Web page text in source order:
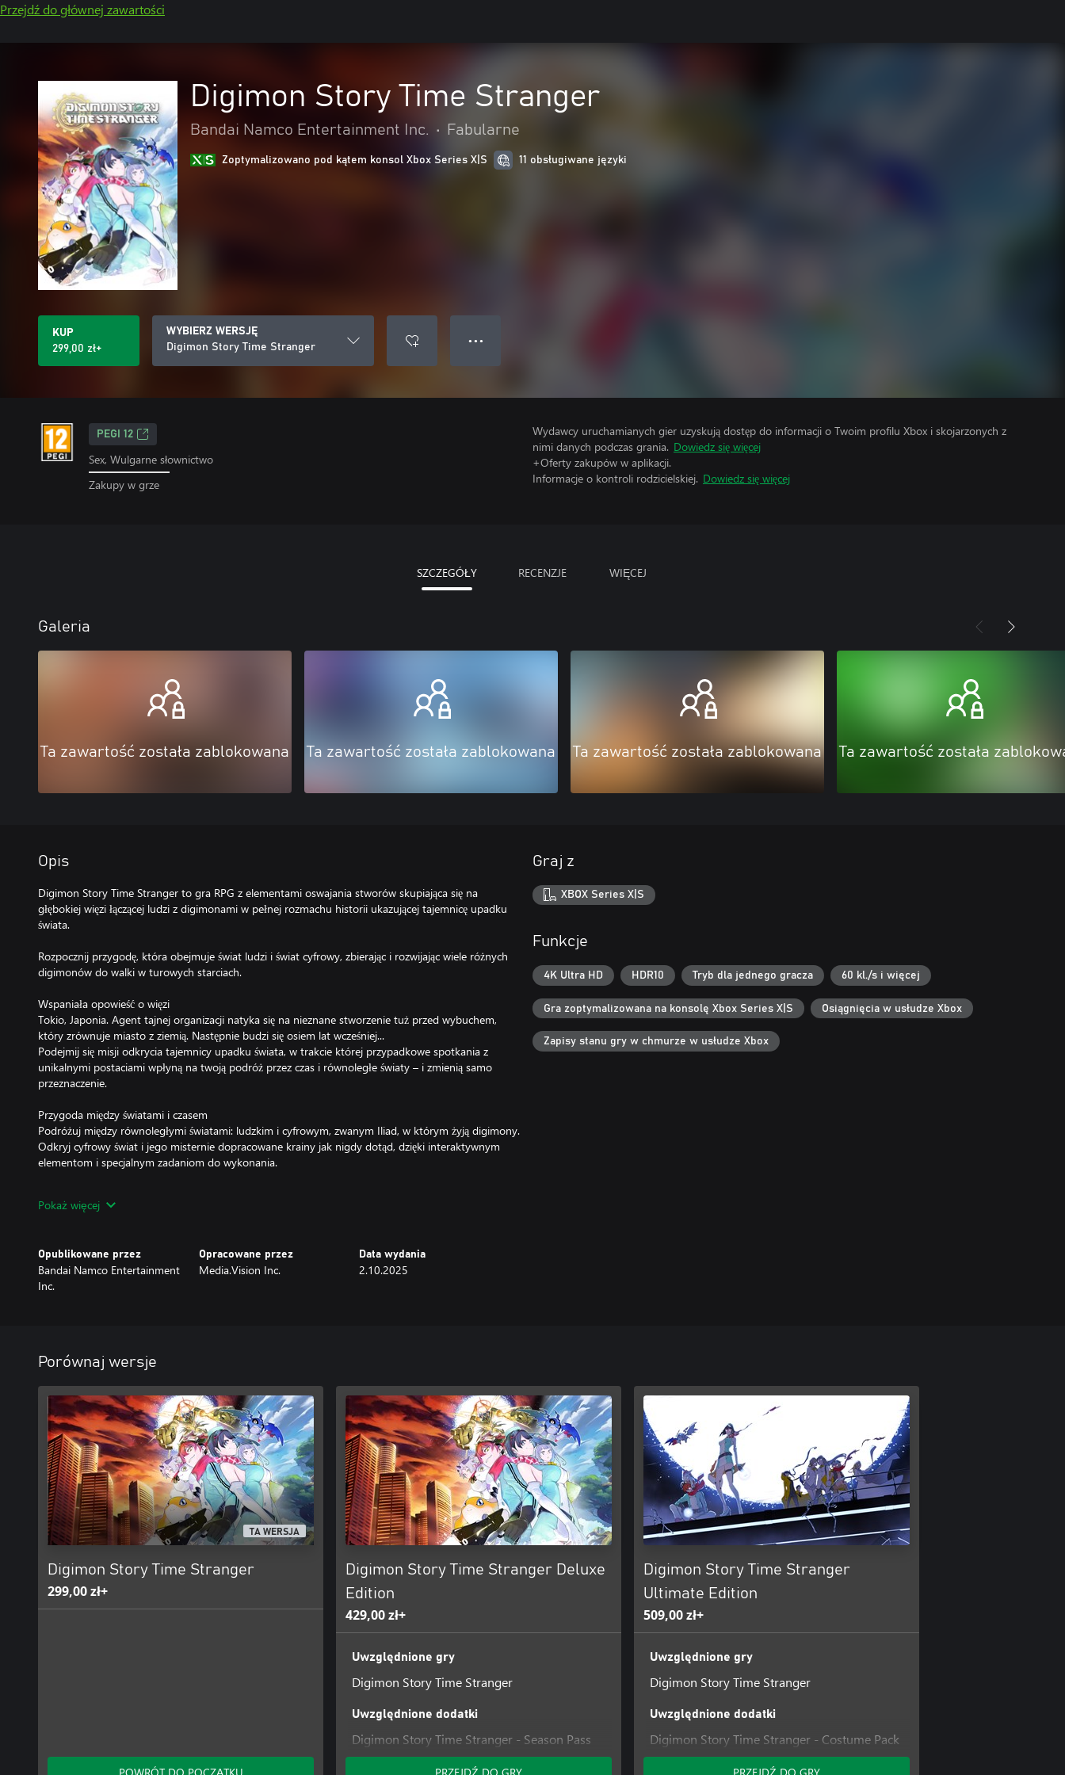
Przejdź do głównej zawartości
Digimon Story Time Stranger
Bandai Namco Entertainment Inc. • Fabularne
Zoptymalizowano pod kątem konsol Xbox Series X|S 11 obsługiwane języki
KUP
299,00 zł+
WYBIERZ WERSJĘ
Digimon Story Time Stranger
● ● ●
PEGI 12
Sex, Wulgarne słownictwo
Zakupy w grze
Wydawcy uruchamianych gier uzyskują dostęp do informacji o Twoim profilu Xbox i skojarzonych z
nimi danych podczas grania. Dowiedz się więcej
+Oferty zakupów w aplikacji.
Informacje o kontroli rodzicielskiej. Dowiedz się więcej
SZCZEGÓŁY RECENZJE WIĘCEJ
Galeria
Ta zawartość została zablokowana Ta zawartość została zablokowana Ta zawartość została zablokowana Ta zawartość została
Opis
Digimon Story Time Stranger to gra RPG z elementami oswajania stworów skupiająca się na
głębokiej więzi łączącej ludzi z digimonami w pełnej rozmachu historii ukazującej tajemnicę upadku
świata.
Rozpocznij przygodę, która obejmuje świat ludzi i świat cyfrowy, zbierając i rozwijając wiele różnych
digimonów do walki w turowych starciach.
Wspaniała opowieść o więzi
Tokio, Japonia. Agent tajnej organizacji natyka się na nieznane stworzenie tuż przed wybuchem,
który zrównuje miasto z ziemią. Następnie budzi się osiem lat wcześniej...
Podejmij się misji odkrycia tajemnicy upadku świata, w trakcie której przypadkowe spotkania z
unikalnymi postaciami wpłyną na twoją podróż przez czas i równoległe światy – i zmienią samo
przeznaczenie.
Przygoda między światami i czasem
Podróżuj między równoległymi światami: ludzkim i cyfrowym, zwanym Iliad, w którym żyją digimony.
Odkryj cyfrowy świat i jego misternie dopracowane krainy jak nigdy dotąd, dzięki interaktywnym
elementom i specjalnym zadaniom do wykonania.
Ciesz się dynamiczną turową walką, która łączy elementy strategiczne z rozwiniętymi komponentami
digimonami.
*Ten produkt to Edycja Standardowa. Dostępna jest także Edycja Deluxe i Edycja Ultimate. Uważaj,
wydajności:
• Tryb jakości: 4K i HDR, do 30 FPS
• Tryb wydajności: Full HD, do 60 FPS
Pokaż więcej
Opublikowane przez
Bandai Namco Entertainment
Inc.
Opracowane przez
Media.Vision Inc.
Data wydania
2.10.2025
Graj z
XBOX Series X|S
Funkcje
4K Ultra HD HDR10 Tryb dla jednego gracza 60 kl./s i więcej
Gra zoptymalizowana na konsolę Xbox Series X|S Osiągnięcia w usłudze Xbox
Zapisy stanu gry w chmurze w usłudze Xbox
Porównaj wersje
TA WERSJA
Digimon Story Time Stranger
299,00 zł+
POWRÓT DO POCZĄTKU
Digimon Story Time Stranger Deluxe
Edition
429,00 zł+
Uwzględnione gry
Digimon Story Time Stranger
Uwzględnione dodatki
Digimon Story Time Stranger - Season Pass
Digimon Story Time Stranger - Costume
PRZEJDŹ DO GRY
Digimon Story Time Stranger
Ultimate Edition
509,00 zł+
Uwzględnione gry
Digimon Story Time Stranger
Uwzględnione dodatki
Digimon Story Time Stranger - Costume Pack
Digimon Story Time Stranger - Costume
PRZEJDŹ DO GRY